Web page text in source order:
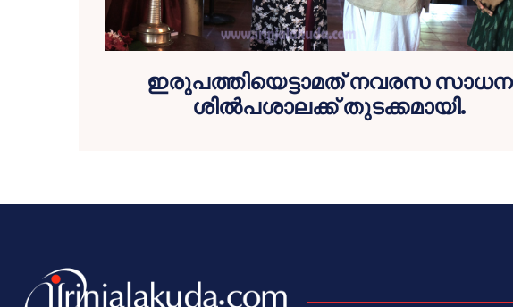
ഇരുപത്തിയെട്ടാമത് നവരസ സാധന
ശില്‍പശാലക്ക് തുടക്കമായി.